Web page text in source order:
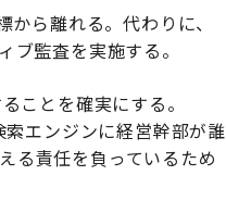
ら離れる。代わりに、
監査を実施する。
ことを確実にする。
エンジンに経営幹部が誰
る責任を負っているため